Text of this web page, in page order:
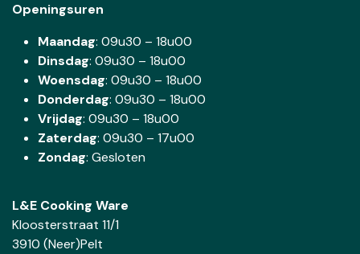
Openingsuren
Maandag: 09u30 – 18u00
Dinsdag: 09u30 – 18u00
Woensdag: 09u30 – 18u00
Donderdag: 09u30 – 18u00
Vrijdag: 09u30 – 18u00
Zaterdag: 09u30 – 17u00
Zondag: Gesloten
L&E Cooking Ware
Kloosterstraat 11/1
3910 (Neer)Pelt